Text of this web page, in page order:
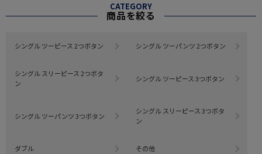
CATEGORY
商品を絞る
シングル ツーピース 2つボタン シングル ツーパンツ 2つボタン
シングル スリーピース 2つボタ
ン
シングル ツーピース 3つボタン
シングル ツーパンツ 3つボタン
シングル スリーピース 3つボタ
ン
ダブル その他